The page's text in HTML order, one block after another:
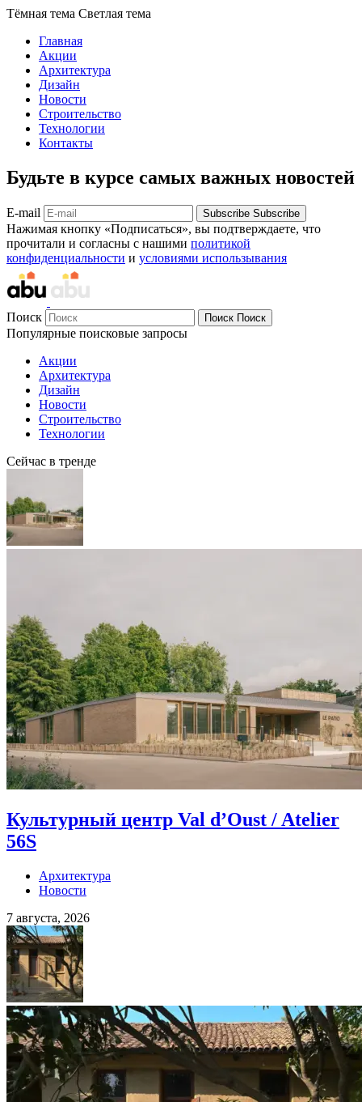
Тёмная тема Светлая тема
Главная
Акции
Архитектура
Дизайн
Новости
Строительство
Технологии
Контакты
Будьте в курсе самых важных новостей
E-mail Subscribe Subscribe
Нажимая кнопку «Подписаться», вы подтверждаете, что
прочитали и согласны с нашими политикой
конфиденциальности и условиями использывания
Поиск Поиск Поиск
Популярные поисковые запросы
Акции
Архитектура
Дизайн
Новости
Строительство
Технологии
Сейчас в тренде
Культурный центр Val d’Oust / Atelier
56S
Архитектура
Новости
7 августа, 2026